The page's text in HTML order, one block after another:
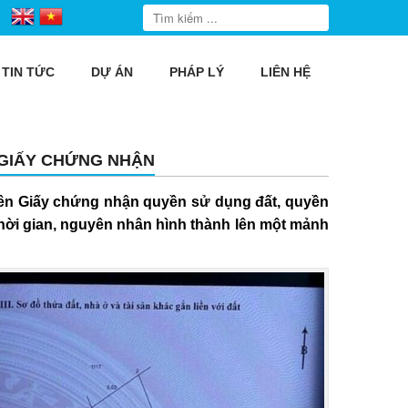
TIN TỨC DỰ ÁN PHÁP LÝ LIÊN HỆ
CHỨNG NHẬN
Giấy chứng nhận quyền sử dụng đất, quyền
gian, nguyên nhân hình thành lên một mảnh